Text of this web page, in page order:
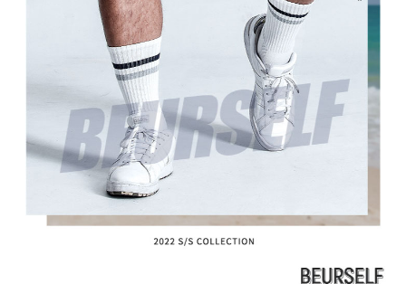
AFTEEの初回ご利用の際に、審査を通過すれば、最高額がNT$10,000にな
ります。支払い期限を過ぎた場合、その金額に基づいて年利20%の遅延滞
納金が加算されます。未成年の利用者は、事前に法定代理人または後見人
の同意を得ればAFTEEをご利用いただけます。
個人情報の処理、利用について疑問がある、または関連する法律の権利を
行使したい場合は、ネットプロテクションズ
cs_tw@netprotections.co.jp
にご連絡ください。上記に示した個人情報を、必要な購入注文書とあわせ
てAFTEEにご提供いただく、またはAFTEEにあなたの個人情報の収集、処
理、利用を許可することににご同意いただけない場合は、当サービスを選
択しないでください。